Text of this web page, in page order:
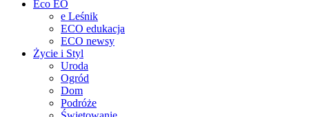
Eco EO
e Leśnik
ECO edukacja
ECO newsy
Życie i Styl
Uroda
Ogród
Dom
Podróże